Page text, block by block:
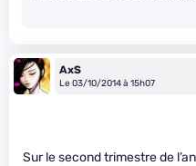
AxS
Le 03/10/2014 à 15h07
Sur le second trimestre de